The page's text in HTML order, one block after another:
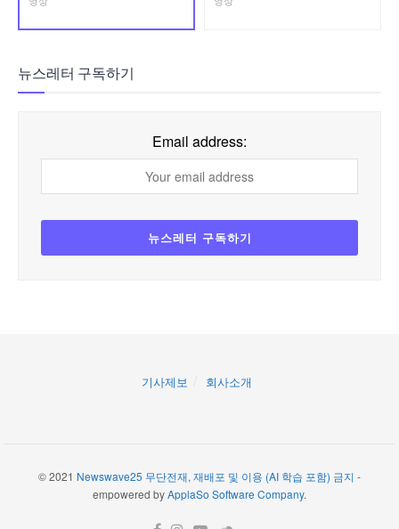
뉴스레터 구독하기
Email address:
기사제보 회사소개
© 2021 Newswave25 무단전재, 재배포 및 이용 (AI 학습 포함) 금지 -
empowered byApplaSo Software Company.